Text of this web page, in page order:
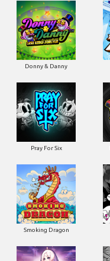
Donny & Danny
Pray For Six
Smoking Dragon